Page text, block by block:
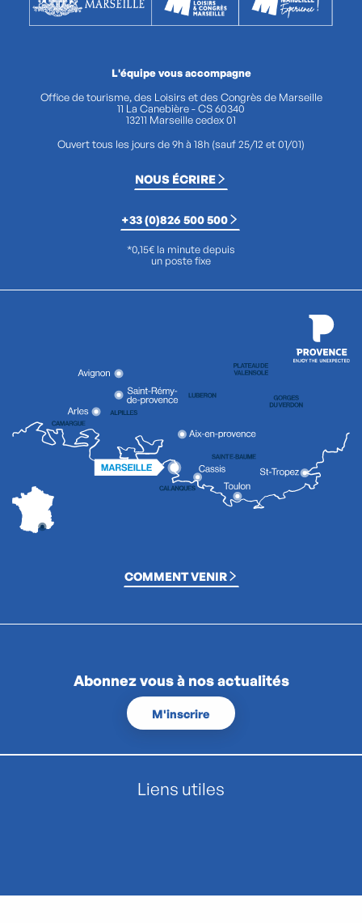
L'équipe vous accompagne
Office de tourisme, des Loisirs et des Congrès de Marseille
11 La Canebière - CS 60340
13211 Marseille cedex 01
Ouvert tous les jours de 9h à 18h (sauf 25/12 et 01/01)
NOUS ÉCRIRE
+33 (0)826 500 500
*0,15€ la minute depuis
un poste fixe
COMMENT VENIR
Abonnez vous à nos actualités
M'inscrire
Liens utiles